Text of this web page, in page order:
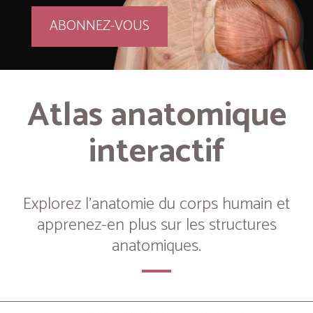
ABONNEZ-VOUS
Atlas anatomique
interactif
Explorez l’anatomie du corps humain et
apprenez-en plus sur les structures
anatomiques.